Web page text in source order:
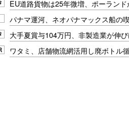
EU道路貨物は25年微増、ポーラン
パナマ運河、ネオパナマックス船の
大手夏賞与104万円、非製造業が伸び
ワタミ、店舗物流網活用し廃ボトル